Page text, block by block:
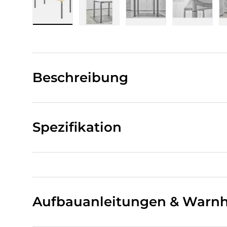
Beschreibung
Spezifikation
Aufbauanleitungen &